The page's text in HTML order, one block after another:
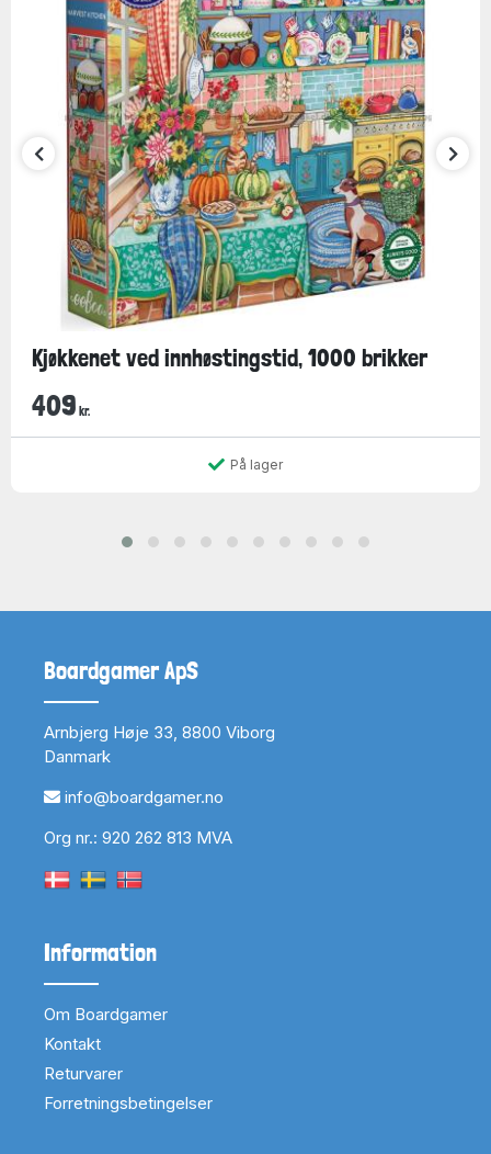
Kjøkkenet ved innhøstingstid, 1000 brikker
409 kr.
På lager
Boardgamer ApS
Arnbjerg Høje 33, 8800 Viborg
Danmark
info@boardgamer.no
Org nr.: 920 262 813 MVA
Information
Om Boardgamer
Kontakt
Returvarer
Forretningsbetingelser